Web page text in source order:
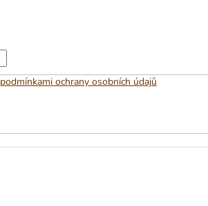
podmínkami ochrany osobních údajů